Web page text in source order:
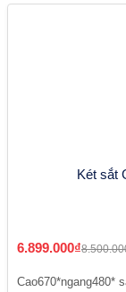
Két sắt
6.899.000₫
Cao670*ngang480*